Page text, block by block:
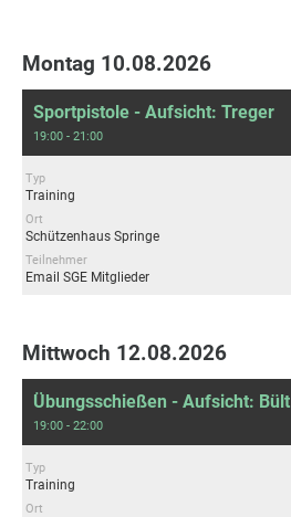
Montag 10.08.2026
Sportpistole - Aufsicht: Treger
19:00 - 21:00
Typ
Training
Ort
Schützenhaus Springe
Teilnehmer
Email SGE Mitglieder
Mittwoch 12.08.2026
Übungsschießen - Aufsicht: Bült
19:00 - 22:00
Typ
Training
Ort